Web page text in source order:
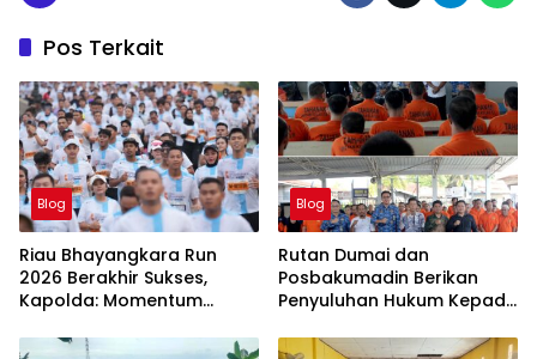
Pos Terkait
Blog
Riau Bhayangkara Run
2026 Berakhir Sukses,
Kapolda: Momentum
Perkuat Sport Tourism Riau
Blog
Rutan Dumai dan
Posbakumadin Berikan
Penyuluhan Hukum Kepada